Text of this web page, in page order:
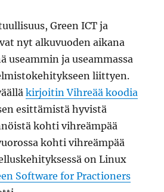
Green ICT ja
nyt alkuvuoden aikana
useammin ja useammassa
liittyen.
kirjoitin Vihreää koodia
esittämistä hyvistä
kohti vihreämpää
kohti vihreämpää
on Linux
Software for Practioners